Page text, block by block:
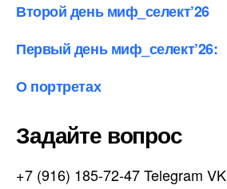
Второй день миф_селект’26
Первый день миф_селект’26:
О портретах
Задайте вопрос
+7 (916) 185-72-47 Telegram VK